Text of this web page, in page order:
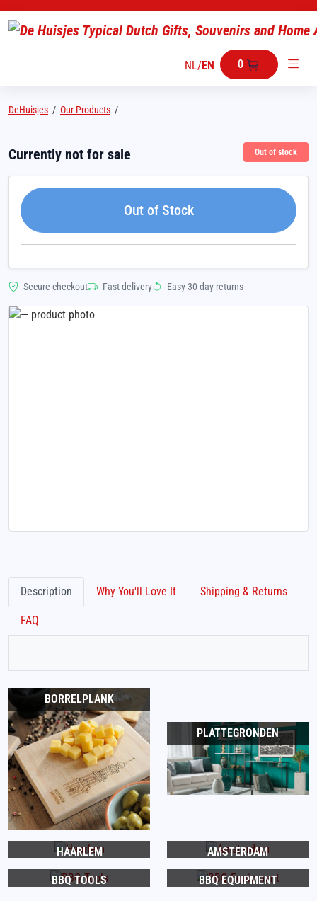
NL/EN 0
DeHuisjes / Our Products /
Currently not for sale Out of stock
Out of Stock
Secure checkout Fast delivery Easy 30-day returns
Description Why You'll Love It Shipping & Returns
FAQ
BORRELPLANK
PLATTEGRONDEN
HAARLEM AMSTERDAM
BBQ TOOLS BBQ EQUIPMENT